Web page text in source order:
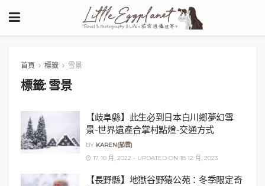
首頁 標籤 雪景
標籤: 雪景
【歧阜縣】此生必到日本白川鄉夢幻雪
景-世界遺產合掌村點燈-交通方式
BY KAREN(茄雲)
17 10 月, 2022 - UPDATED ON 18 12 月, 2023
【長野縣】地獄谷野猿公苑：冬季限定奇